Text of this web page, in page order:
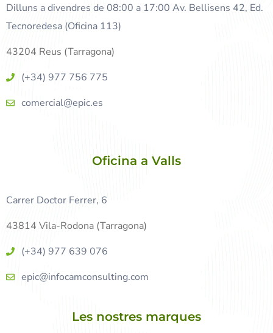
Dilluns a divendres de 08:00 a 17:00 Av. Bellisens 42, Ed.
Tecnoredesa (Oficina 113)
43204 Reus (Tarragona)
(+34) 977 756 775
comercial@epic.es
Oficina a Valls
Carrer Doctor Ferrer, 6
43814 Vila-Rodona (Tarragona)
(+34) 977 639 076
epic@infocamconsulting.com
Les nostres marques